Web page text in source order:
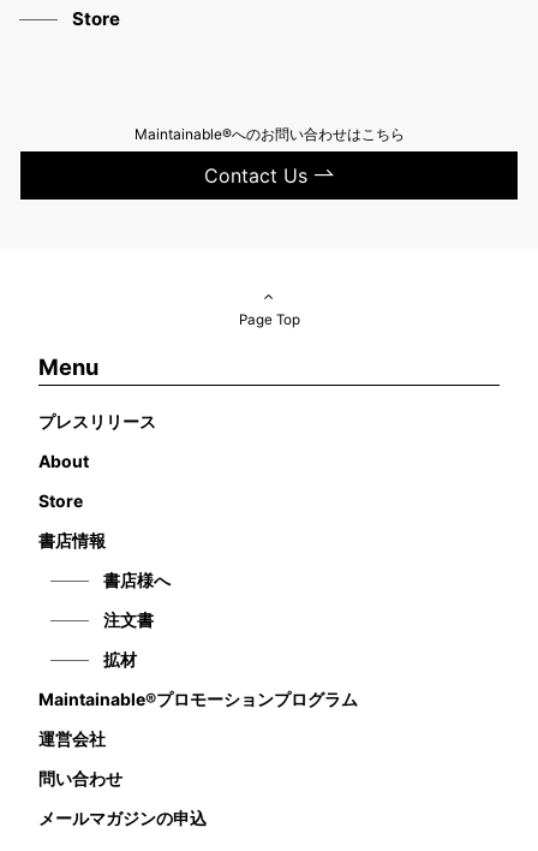
Store
Maintainable®へのお問い合わせはこちら
Contact Us
Page Top
Menu
プレスリリース
About
Store
書店情報
書店様へ
注文書
拡材
Maintainable®プロモーションプログラム
運営会社
問い合わせ
メールマガジンの申込